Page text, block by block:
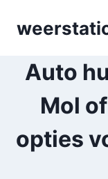
Auto
Mol
opties